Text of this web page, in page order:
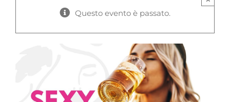
Questo evento è passato.